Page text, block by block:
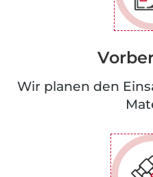
Wir planen den